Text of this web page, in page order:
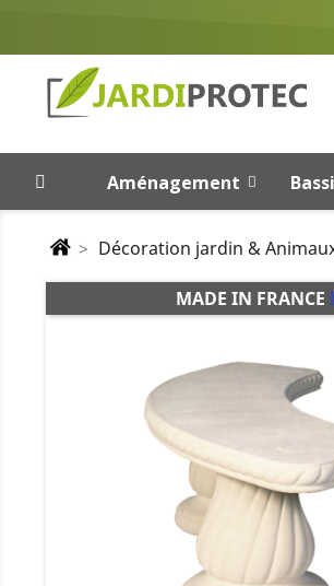
Aménagement
Décoration jardin &
MADE IN FRANCE